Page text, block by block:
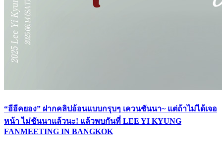
“อีอีคยอง” ฝากคลิปอ้อนแบบกรุบๆ เควนชันนา~ แต่ถ้าไม่ได้เจอ
หน้า ไม่ชันนาแล้วนะ! แล้วพบกันที่ LEE YI KYUNG
FANMEETING IN BANGKOK